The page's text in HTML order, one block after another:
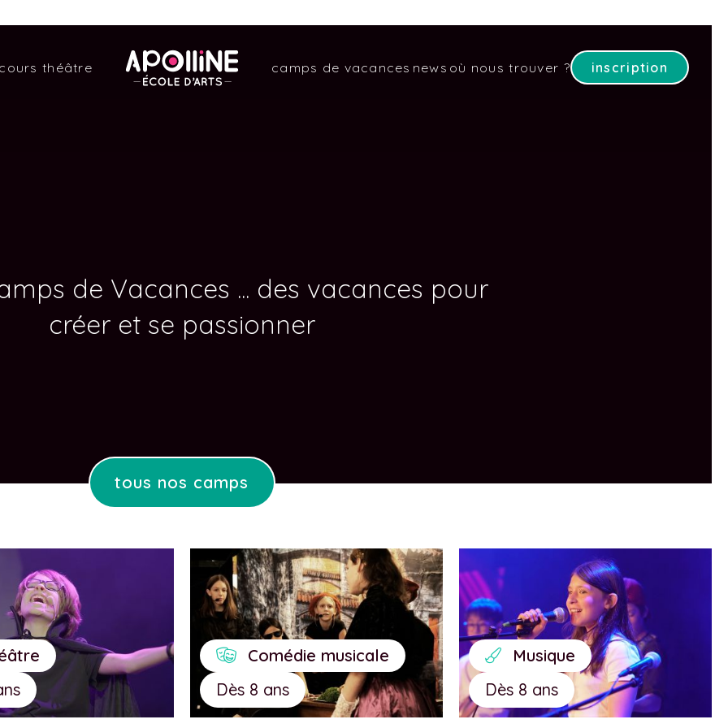
Apolline
cours théâtre camps de vacances news où nous trouver ? inscription
de Vacances ... des vacances pour
créer et se passionner
tous nos camps
Comédie musicale
Dès 8 ans
Musique
Dès 8 ans